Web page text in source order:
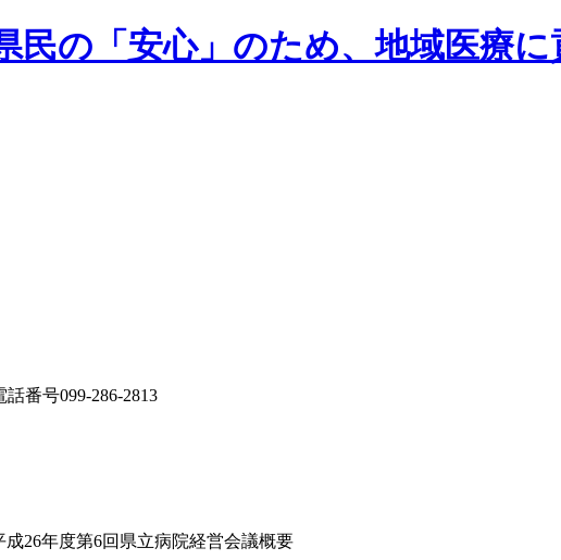
民の「安心」のため、地域医療に
成26年度第6回県立病院経営会議概要